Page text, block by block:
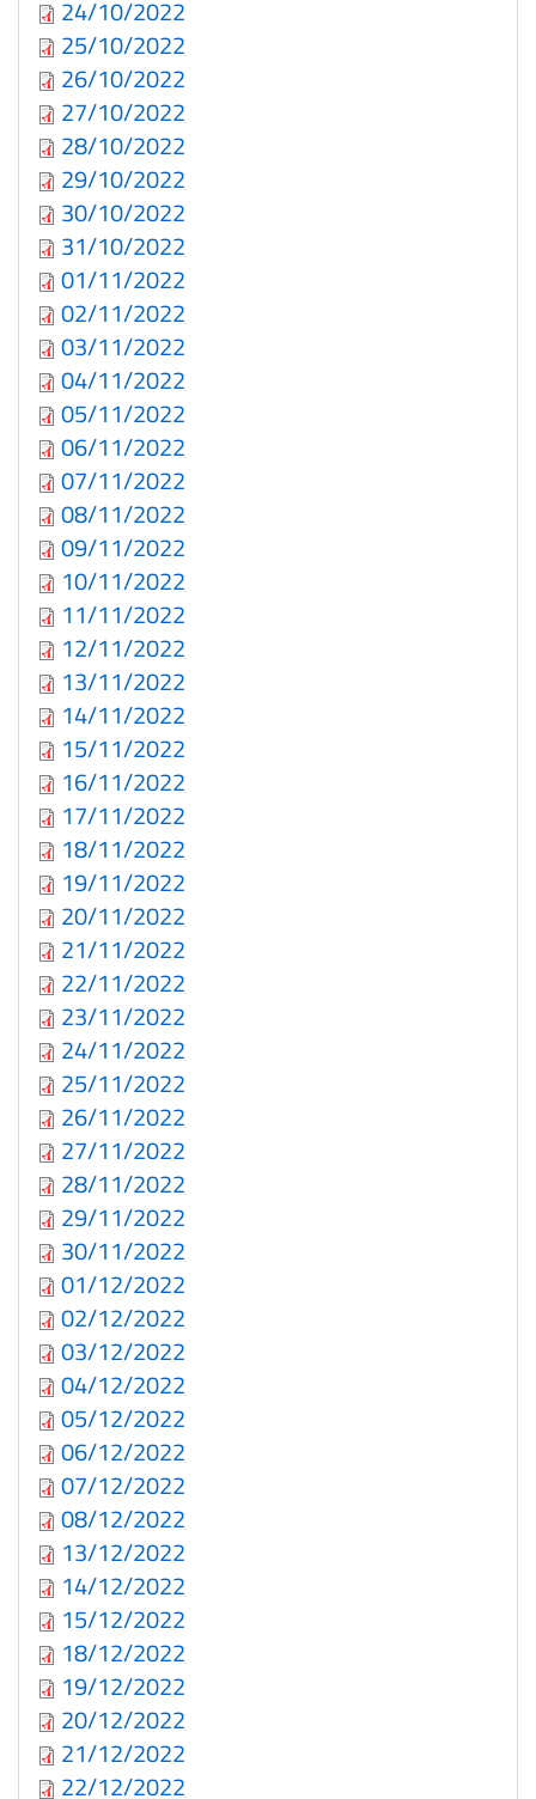
24/10/2022
25/10/2022
26/10/2022
27/10/2022
28/10/2022
29/10/2022
30/10/2022
31/10/2022
01/11/2022
02/11/2022
03/11/2022
04/11/2022
05/11/2022
06/11/2022
07/11/2022
08/11/2022
09/11/2022
10/11/2022
11/11/2022
12/11/2022
13/11/2022
14/11/2022
15/11/2022
16/11/2022
17/11/2022
18/11/2022
19/11/2022
20/11/2022
21/11/2022
22/11/2022
23/11/2022
24/11/2022
25/11/2022
26/11/2022
27/11/2022
28/11/2022
29/11/2022
30/11/2022
01/12/2022
02/12/2022
03/12/2022
04/12/2022
05/12/2022
06/12/2022
07/12/2022
08/12/2022
13/12/2022
14/12/2022
15/12/2022
18/12/2022
19/12/2022
20/12/2022
21/12/2022
22/12/2022